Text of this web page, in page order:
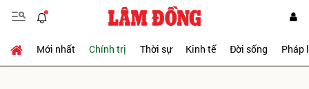
Mới nhất Chính trị Thời sự Kinh tế Đời sống Pháp
Gửi bình luận